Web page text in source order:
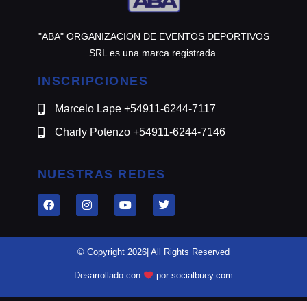
"ABA" ORGANIZACION DE EVENTOS DEPORTIVOS
SRL es una marca registrada.
INSCRIPCIONES
Marcelo Lape +54911-6244-7117
Charly Potenzo +54911-6244-7146
NUESTRAS REDES
© Copyright 2026| All Rights Reserved
Desarrollado con por socialbuey.com